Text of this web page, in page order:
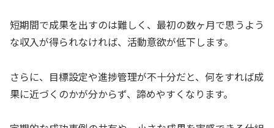
短期間で成果を出すのは難しく、最初の数ヶ月で思うよう
な収入が得られなければ、活動意欲が低下します。
さらに、目標設定や進捗管理が不十分だと、何をすれば成
果に近づくのかが分からず、諦めやすくなります。